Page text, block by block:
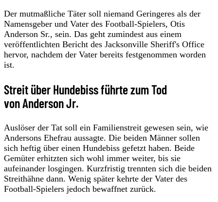
Der mutmaßliche Täter soll niemand Geringeres als der
Namensgeber und Vater des Football-Spielers, Otis
Anderson Sr., sein. Das geht zumindest aus einem
veröffentlichten Bericht des Jacksonville Sheriff's Office
hervor, nachdem der Vater bereits festgenommen worden
ist.
Streit über Hundebiss führte zum Tod
von Anderson Jr.
Auslöser der Tat soll ein Familienstreit gewesen sein, wie
Andersons Ehefrau aussagte. Die beiden Männer sollen
sich heftig über einen Hundebiss gefetzt haben. Beide
Gemüter erhitzten sich wohl immer weiter, bis sie
aufeinander losgingen. Kurzfristig trennten sich die beiden
Streithähne dann. Wenig später kehrte der Vater des
Football-Spielers jedoch bewaffnet zurück.